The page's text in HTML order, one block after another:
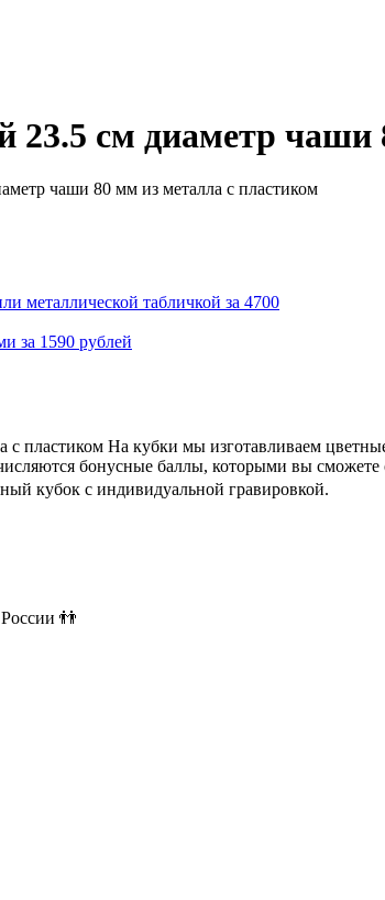
см диаметр чаши
чаши 80 мм из металла с пластиком
металлической табличкой за 4700
за 1590 рублей
пластиком На кубки мы изготавливаем
бонусные баллы, которыми вы
кубок с индивидуальной гравировкой.
👬